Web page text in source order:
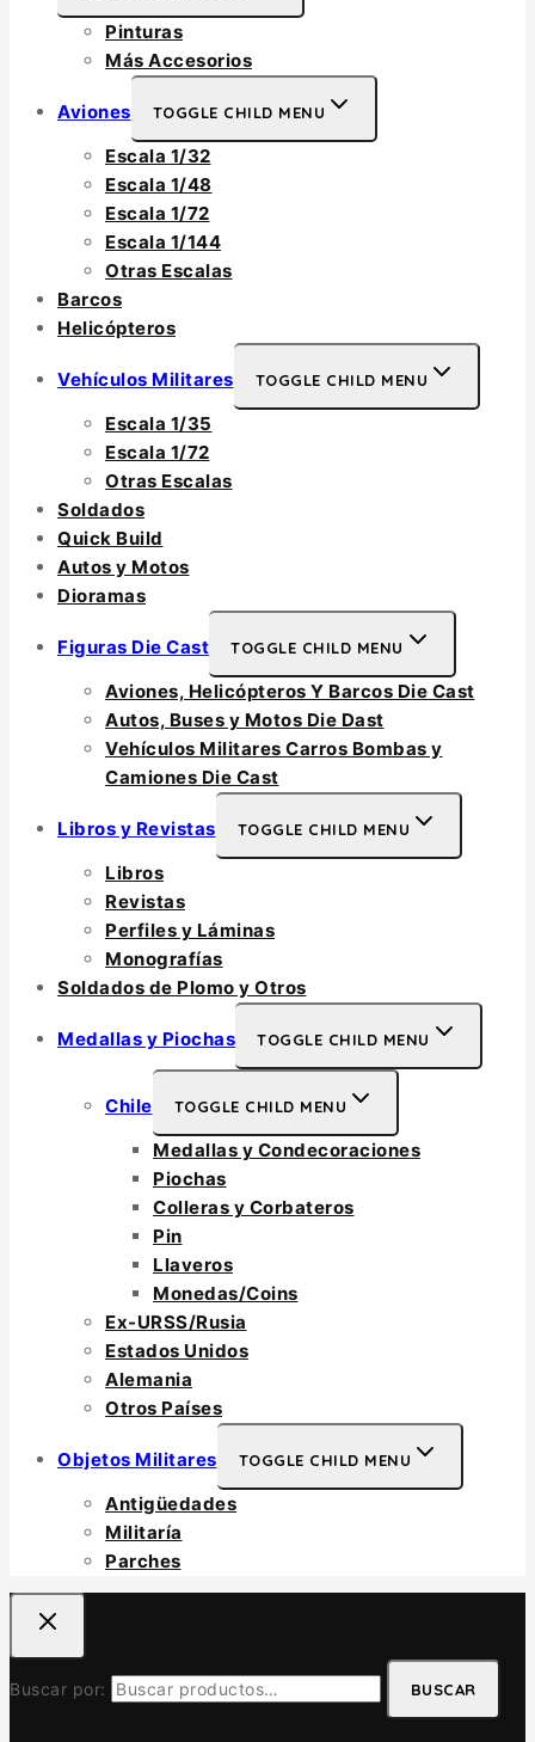
Pinturas
Más Accesorios
Aviones TOGGLE CHILD MENU
Escala 1/32
Escala 1/48
Escala 1/72
Escala 1/144
Otras Escalas
Barcos
Helicópteros
Vehículos Militares TOGGLE CHILD MENU
Escala 1/35
Escala 1/72
Otras Escalas
Soldados
Quick Build
Autos y Motos
Dioramas
Figuras Die Cast TOGGLE CHILD MENU
Aviones, Helicópteros Y Barcos Die Cast
Autos, Buses y Motos Die Dast
Vehículos Militares Carros Bombas y
Camiones Die Cast
Libros y Revistas TOGGLE CHILD MENU
Libros
Revistas
Perfiles y Láminas
Monografías
Soldados de Plomo y Otros
Medallas y Piochas TOGGLE CHILD MENU
Chile TOGGLE CHILD MENU
Medallas y Condecoraciones
Piochas
Colleras y Corbateros
Pin
Llaveros
Monedas/Coins
Ex-URSS/Rusia
Estados Unidos
Alemania
Otros Países
Objetos Militares TOGGLE CHILD MENU
Antigüedades
Militaría
Parches
Buscar por: BUSCAR